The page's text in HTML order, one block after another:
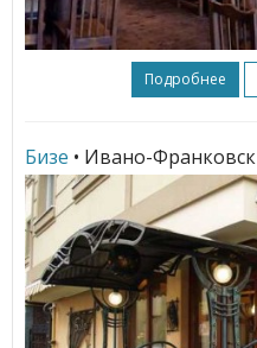
Подробнее
Бизе • Ивано-Франковск